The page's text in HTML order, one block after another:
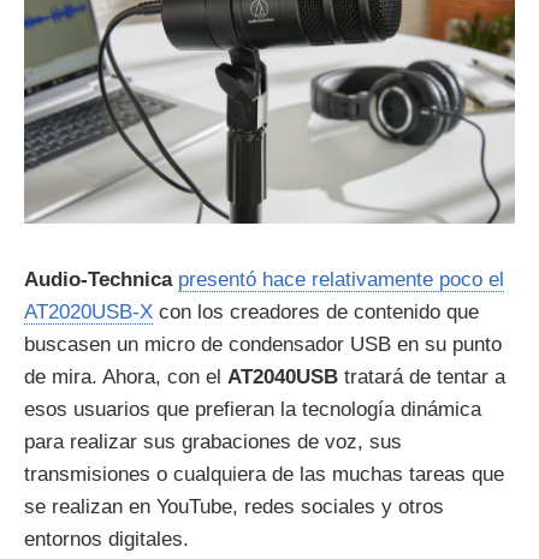
Audio-Technica presentó hace relativamente poco el
AT2020USB-X con los creadores de contenido que
buscasen un micro de condensador USB en su punto
de mira. Ahora, con el AT2040USB tratará de tentar a
esos usuarios que prefieran la tecnología dinámica
para realizar sus grabaciones de voz, sus
transmisiones o cualquiera de las muchas tareas que
se realizan en YouTube, redes sociales y otros
entornos digitales.